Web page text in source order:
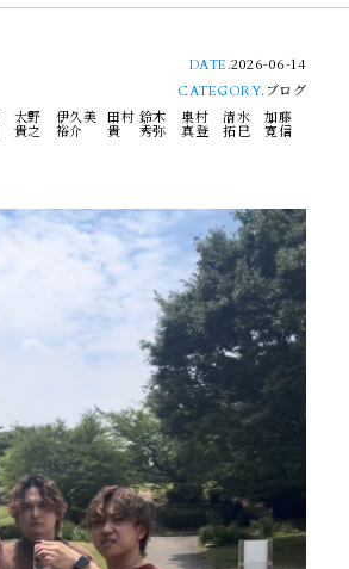
DATE.2026-06-14
CATEGORY. ブログ
大野
貴之
伊久美
裕介
田村
貴
鈴木
秀弥
奥村
真登
清水
拓巳
加藤
寛信